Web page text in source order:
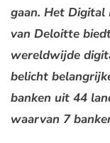
gaan. Het
van Deloitte
wereldwijde
belicht
banken uit 44
waarvan 7